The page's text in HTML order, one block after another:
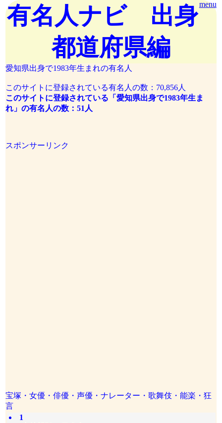
menu
有名人ナビ 出身
都道府県編
愛知県出身で1983年生まれの有名人
このサイトに登録されている有名人の数：70,856人
このサイトに登録されている「愛知県出身で1983年生ま
れ」の有名人の数：51人
スポンサーリンク
宝塚・女優・俳優・声優・ナレーター・歌舞伎・能楽・狂
言
1